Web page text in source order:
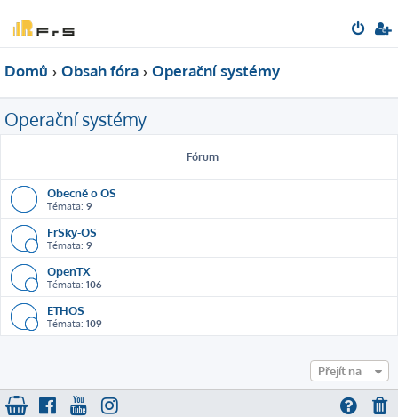
Domů Obsah fóra Operační systémy
Operační systémy
Fórum
Obecně o OS
Témata: 9
FrSky-OS
Témata: 9
OpenTX
Témata: 106
ETHOS
Témata: 109
Přejít na